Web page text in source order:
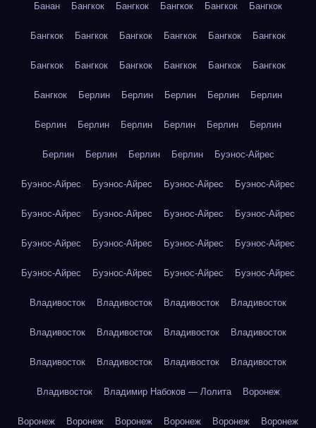
Банан Бангкок Бангкок Бангкок Бангкок Бангкок
Бангкок Бангкок Бангкок Бангкок Бангкок Бангкок
Бангкок Бангкок Бангкок Бангкок Бангкок Бангкок
Бангкок Берлин Берлин Берлин Берлин Берлин
Берлин Берлин Берлин Берлин Берлин Берлин
Берлин Берлин Берлин Берлин Буэнос-Айрес
Буэнос-Айрес Буэнос-Айрес Буэнос-Айрес Буэнос-Айрес
Буэнос-Айрес Буэнос-Айрес Буэнос-Айрес Буэнос-Айрес
Буэнос-Айрес Буэнос-Айрес Буэнос-Айрес Буэнос-Айрес
Буэнос-Айрес Буэнос-Айрес Буэнос-Айрес Буэнос-Айрес
Владивосток Владивосток Владивосток Владивосток
Владивосток Владивосток Владивосток Владивосток
Владивосток Владивосток Владивосток Владивосток
Владивосток Владимир Набоков — Лолита Воронеж
Воронеж Воронеж Воронеж Воронеж Воронеж Воронеж